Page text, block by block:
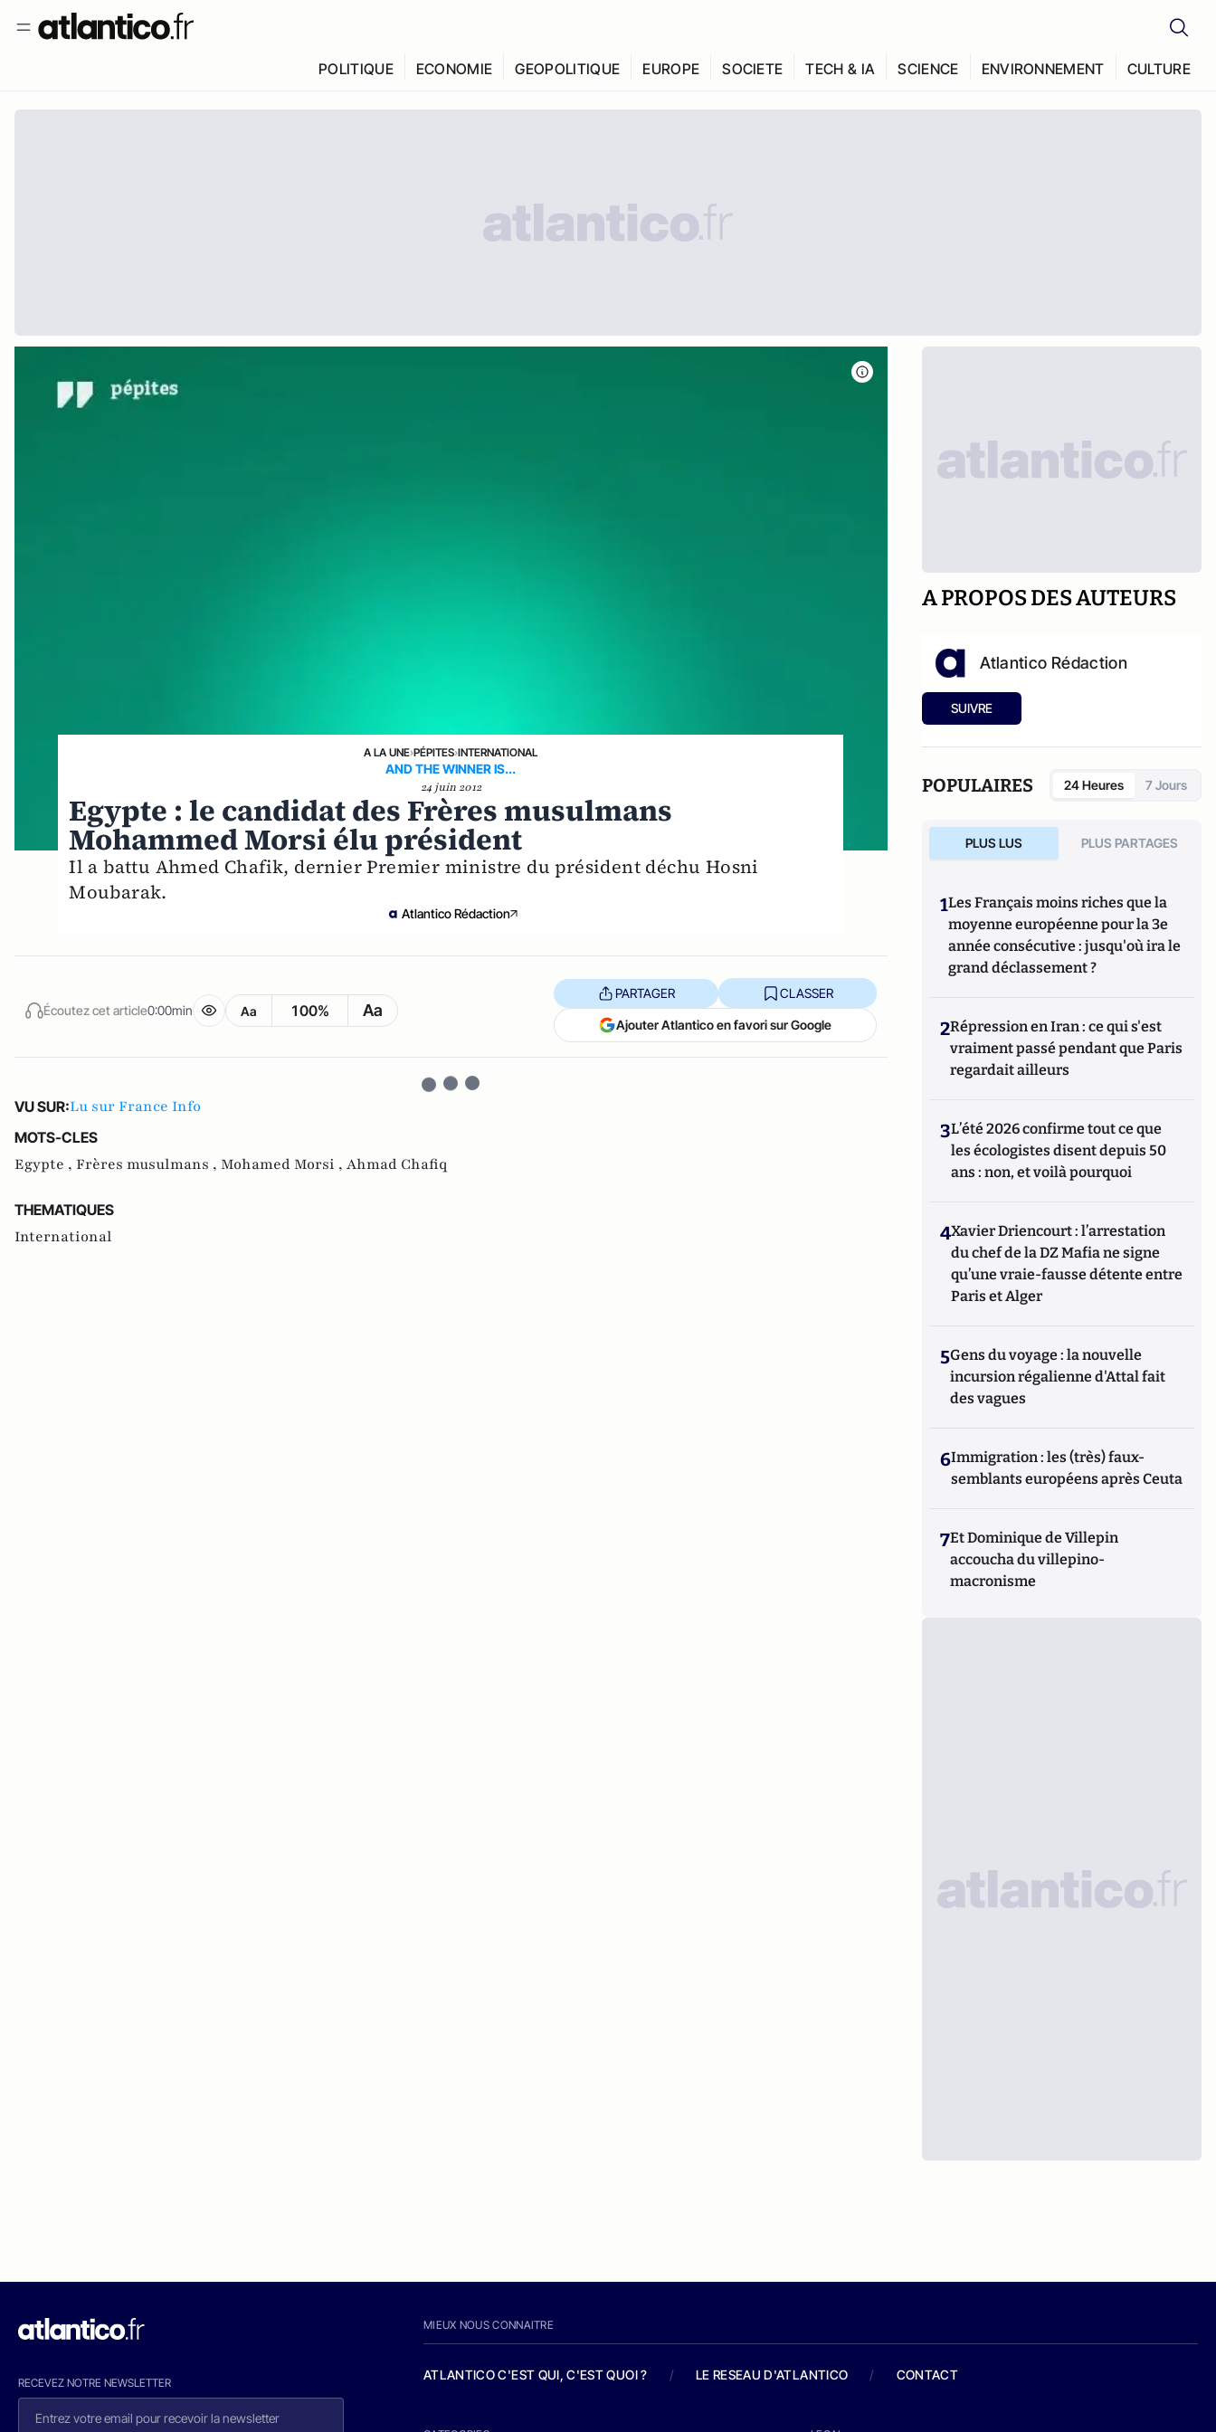
POLITIQUE ECONOMIE GEOPOLITIQUE EUROPE SOCIETE TECH & IA SCIENCE ENVIRONNEMENT CULTURE
A LA UNE›PÉPITES›INTERNATIONAL
AND THE WINNER IS...
24 juin 2012
Egypte : le candidat des Frères musulmans
Mohammed Morsi élu président
Il a battu Ahmed Chafik, dernier Premier ministre du président déchu Hosni
Moubarak.
Atlantico Rédaction
Écoutez cet article0:00min Aa 100% Aa
PARTAGER CLASSER
Ajouter Atlantico en favori sur Google
VU SUR:Lu sur France Info
MOTS-CLES
Egypte , Frères musulmans , Mohamed Morsi , Ahmad Chafiq
THEMATIQUES
International
A PROPOS DES AUTEURS
Atlantico Rédaction
SUIVRE
POPULAIRES 24 Heures 7 Jours
PLUS LUS PLUS PARTAGES
1Les Français moins riches que la
moyenne européenne pour la 3e
année consécutive : jusqu'où ira le
grand déclassement ?
2Répression en Iran : ce qui s'est
vraiment passé pendant que Paris
regardait ailleurs
3L’été 2026 confirme tout ce que
les écologistes disent depuis 50
ans : non, et voilà pourquoi
4Xavier Driencourt : l’arrestation
du chef de la DZ Mafia ne signe
qu’une vraie-fausse détente entre
Paris et Alger
5Gens du voyage : la nouvelle
incursion régalienne d'Attal fait
des vagues
6Immigration : les (très) faux-
semblants européens après Ceuta
7Et Dominique de Villepin
accoucha du villepino-
macronisme
RECEVEZ NOTRE NEWSLETTER
MIEUX NOUS CONNAITRE
ATLANTICO C'EST QUI, C'EST QUOI ? / LE RESEAU D'ATLANTICO / CONTACT